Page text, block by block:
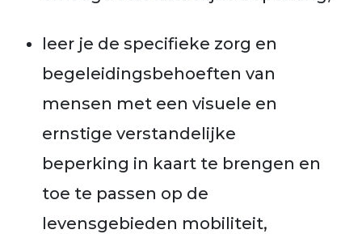
leer je de specifieke zorg en
begeleidingsbehoeften van
mensen met een visuele en
ernstige verstandelijke
beperking in kaart te brengen en
toe te passen op de
levensgebieden mobiliteit,